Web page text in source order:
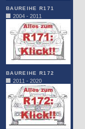
BAUREIHE R171
2004 - 2011
BAUREIHE R172
2011 - 2020